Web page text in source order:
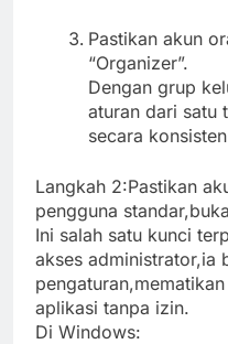
Pastikan akun
“Organizer”.
Dengan grup
aturan dari satu
secara
Langkah 2:Pastikan
pengguna
Ini salah satu kunci
akses administrator,ia
aplikasi tanpa izin.
Di Windows: